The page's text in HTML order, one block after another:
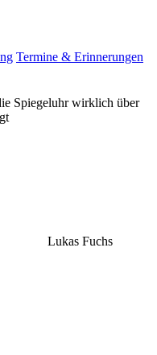
Termine & Erinnerungen
Spiegeluhr wirklich über
Lukas Fuchs